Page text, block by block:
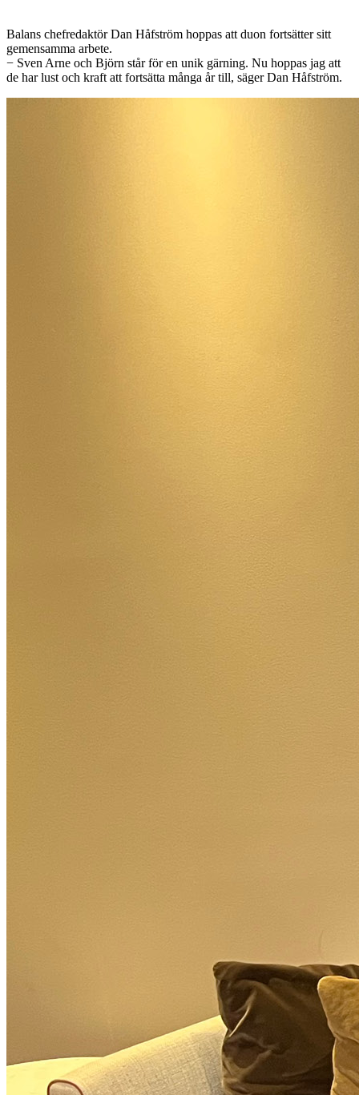
Balans chefredaktör Dan Håfström hoppas att duon fortsätter sitt
gemensamma arbete.
− Sven Arne och Björn står för en unik gärning. Nu hoppas jag att
de har lust och kraft att fortsätta många år till, säger Dan Håfström.